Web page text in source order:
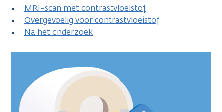
MRI-scan met contrastvloeistof
Overgevoelig voor contrastvloeistof
Na het onderzoek